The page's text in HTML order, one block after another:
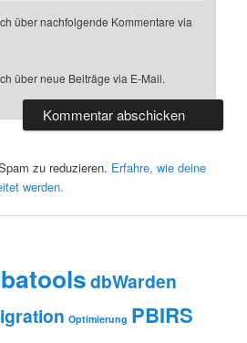
über nachfolgende Kommentare via
über neue Beiträge via E-Mail.
zu reduzieren. Erfahre, wie deine
werden.
dbWarden
Optimierung PBIRS